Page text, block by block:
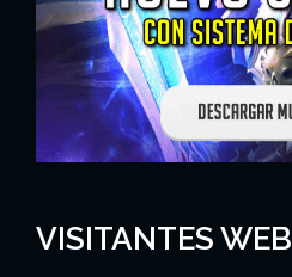
VISITANTES WEB